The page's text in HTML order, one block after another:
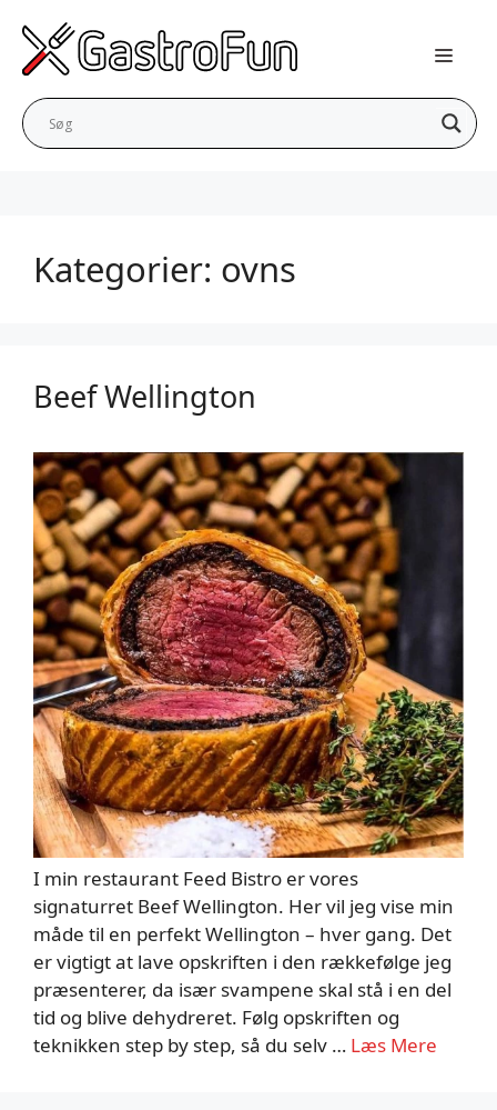
indhold
Kategorier: ovns
Beef Wellington
I min restaurant Feed Bistro er vores
signaturret Beef Wellington. Her vil jeg vise min
måde til en perfekt Wellington – hver gang. Det
er vigtigt at lave opskriften i den rækkefølge jeg
præsenterer, da især svampene skal stå i en del
tid og blive dehydreret. Følg opskriften og
teknikken step by step, så du selv … Læs Mere